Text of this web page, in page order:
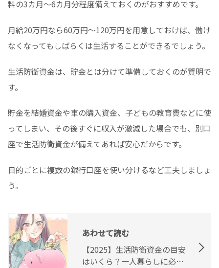
料の3カ月～6カ月分程度備えておくのがおすすめです。
月給20万円なら60万円～120万円を用意しておけば、働け
なくなってもしばらくは生活することができるでしょう。
生活防衛資金は、貯金とは分けて準備しておくのが賢明で
す。
貯金を結婚資金や車の購入資金、子どもの教育費などに使
ってしまい、その後すぐに収入が激減した場合でも、別口
座で生活防衛資金が備えてあれば安心だからです。
目的ごとに複数の銀行口座を使い分けるなど工夫しましょ
う。
あわせて読む
【2025】生活防衛資金の目安
はいくら？一人暮らしに必要